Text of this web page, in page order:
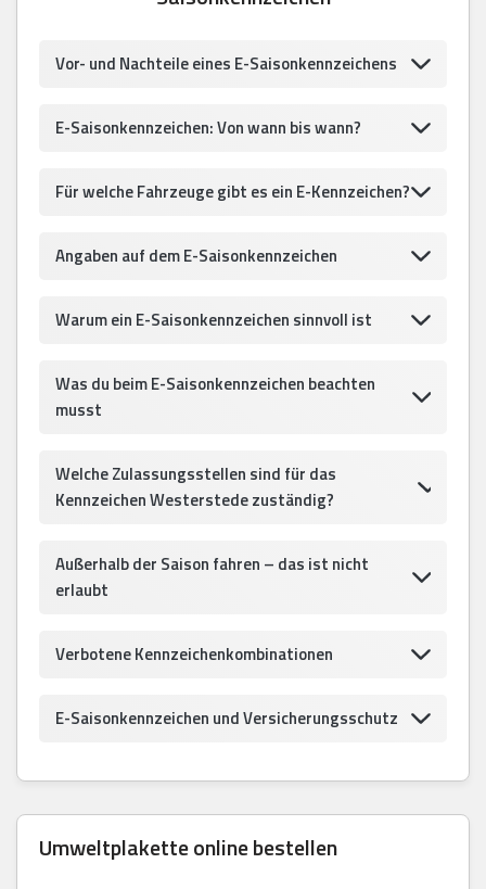
Vor- und Nachteile eines E-Saisonkennzeichens
E-Saisonkennzeichen: Von wann bis wann?
Für welche Fahrzeuge gibt es ein E-Kennzeichen?
Angaben auf dem E-Saisonkennzeichen
Warum ein E-Saisonkennzeichen sinnvoll ist
Was du beim E-Saisonkennzeichen beachten
musst
Welche Zulassungsstellen sind für das
Kennzeichen Westerstede zuständig?
Außerhalb der Saison fahren – das ist nicht
erlaubt
Verbotene Kennzeichenkombinationen
E-Saisonkennzeichen und Versicherungsschutz
Umweltplakette online bestellen